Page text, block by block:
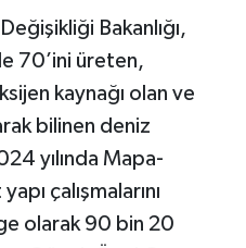
Bakanlığı,
70’ini üreten,
kaynağı olan ve
bilinen deniz
yılında Mapa-
çalışmalarını
olarak 90 bin 20